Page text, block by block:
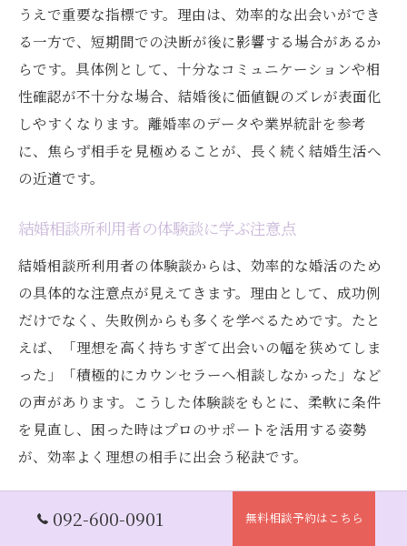
うえで重要な指標です。理由は、効率的な出会いができ
る一方で、短期間での決断が後に影響する場合があるか
らです。具体例として、十分なコミュニケーションや相
性確認が不十分な場合、結婚後に価値観のズレが表面化
しやすくなります。離婚率のデータや業界統計を参考
に、焦らず相手を見極めることが、長く続く結婚生活へ
の近道です。
結婚相談所利用者の体験談に学ぶ注意点
結婚相談所利用者の体験談からは、効率的な婚活のため
の具体的な注意点が見えてきます。理由として、成功例
だけでなく、失敗例からも多くを学べるためです。たと
えば、「理想を高く持ちすぎて出会いの幅を狭めてしま
った」「積極的にカウンセラーへ相談しなかった」など
の声があります。こうした体験談をもとに、柔軟に条件
を見直し、困った時はプロのサポートを活用する姿勢
が、効率よく理想の相手に出会う秘訣です。
結婚相談所で満足できる活動を行う秘訣
092-600-0901 無料相談予約はこちら